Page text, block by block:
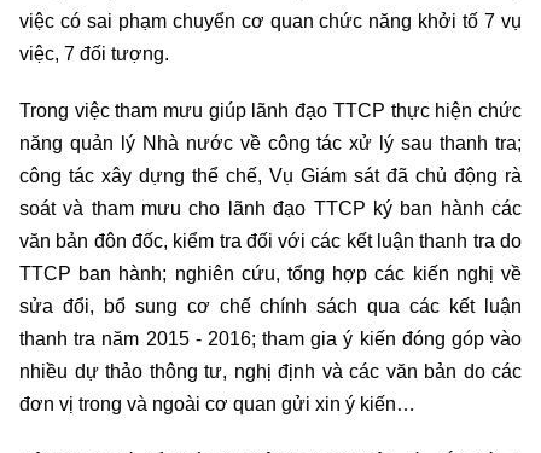
việc có sai phạm chuyển cơ quan chức năng khởi tố 7 vụ
việc, 7 đối tượng.
Trong việc tham mưu giúp lãnh đạo TTCP thực hiện chức
năng quản lý Nhà nước về công tác xử lý sau thanh tra;
công tác xây dựng thể chế, Vụ Giám sát đã chủ động rà
soát và tham mưu cho lãnh đạo TTCP ký ban hành các
văn bản đôn đốc, kiểm tra đối với các kết luận thanh tra do
TTCP ban hành; nghiên cứu, tổng hợp các kiến nghị về
sửa đổi, bổ sung cơ chế chính sách qua các kết luận
thanh tra năm 2015 - 2016; tham gia ý kiến đóng góp vào
nhiều dự thảo thông tư, nghị định và các văn bản do các
đơn vị trong và ngoài cơ quan gửi xin ý kiến…